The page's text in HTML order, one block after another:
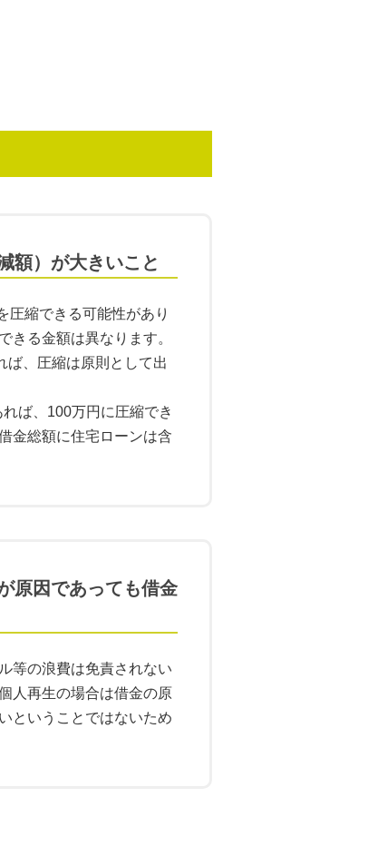
額）が大きいこと
圧縮できる可能性があり
きる金額は異なります。
ば、圧縮は原則として出
ば、100万円に圧縮でき
金総額に住宅ローンは含
原因であっても借金
等の浪費は免責されない
人再生の場合は借金の原
ということではないため